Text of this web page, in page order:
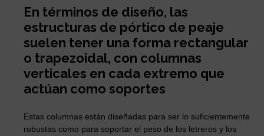
En términos de diseño, las
estructuras de pórtico de peaje
suelen tener una forma rectangular
o trapezoidal, con columnas
verticales en cada extremo que
actúan como soportes
Estas columnas están diseñadas para ser lo suficientemente
robustas como para soportar el peso de los letreros y los